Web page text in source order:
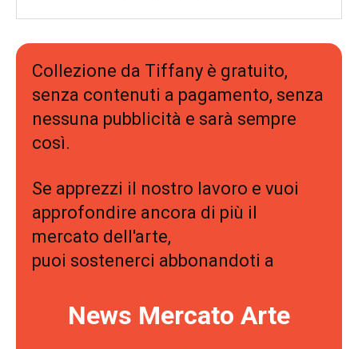
Collezione da Tiffany è gratuito,
senza contenuti a pagamento, senza
nessuna pubblicità e sarà sempre
così.
Se apprezzi il nostro lavoro e vuoi
approfondire ancora di più il
mercato dell'arte,
puoi sostenerci abbonandoti a
News Mercato Arte